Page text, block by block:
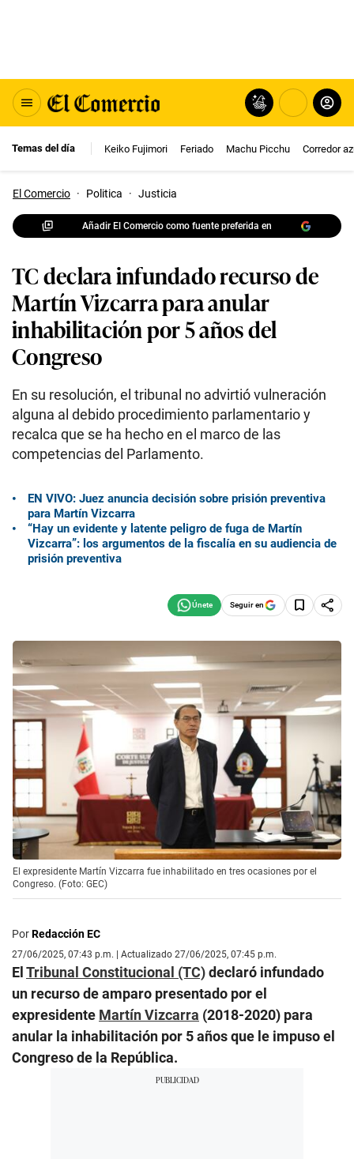
Temas del día Keiko Fujimori Feriado Machu Picchu Corredor
El Comercio · Politica · Justicia
Añadir El Comercio como fuente preferida en
TC declara infundado recurso de
Martín Vizcarra para anular
inhabilitación por 5 años del
Congreso
En su resolución, el tribunal no advirtió vulneración
alguna al debido procedimiento parlamentario y
recalca que se ha hecho en el marco de las
competencias del Parlamento.
EN VIVO: Juez anuncia decisión sobre prisión preventiva
para Martín Vizcarra
“Hay un evidente y latente peligro de fuga de Martín
Vizcarra”: los argumentos de la fiscalía en su audiencia de
prisión preventiva
Seguir en
El expresidente Martín Vizcarra fue inhabilitado en tres ocasiones por el
Congreso. (Foto: GEC)
PorRedacción EC
27/06/2025, 07:43 p.m. | Actualizado 27/06/2025, 07:45 p.m.
ElTribunal Constitucional (TC)declaró infundado
un recurso de amparo presentado por el
expresidente Martín Vizcarra (2018-2020) para
anular la inhabilitación por 5 años que le impuso el
Congreso de la República.